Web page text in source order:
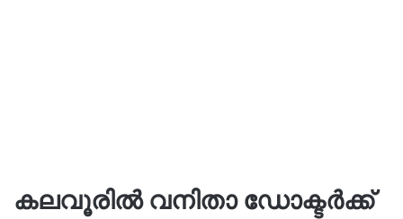
കലവൂരിൽ വനിതാ ഡോക്ടർക്ക്